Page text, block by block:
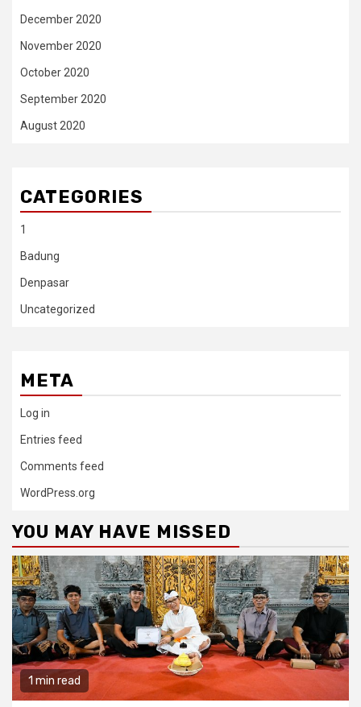
December 2020
November 2020
October 2020
September 2020
August 2020
CATEGORIES
1
Badung
Denpasar
Uncategorized
META
Log in
Entries feed
Comments feed
WordPress.org
YOU MAY HAVE MISSED
1 min read